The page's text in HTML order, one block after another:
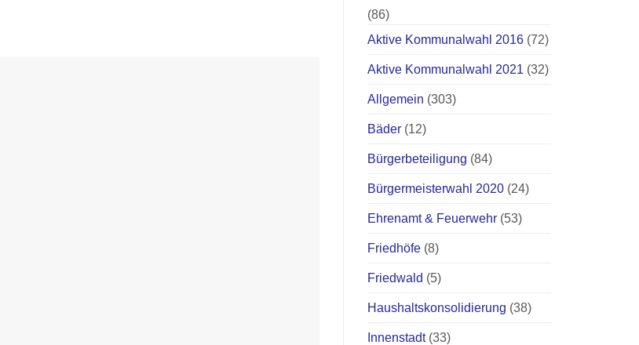
(86)
Aktive Kommunalwahl 2016 (72)
Aktive Kommunalwahl 2021 (32)
Allgemein (303)
Bäder (12)
Bürgerbeteiligung (84)
Bürgermeisterwahl 2020 (24)
Ehrenamt & Feuerwehr (53)
Friedhöfe (8)
Friedwald (5)
Haushaltskonsolidierung (38)
Innenstadt(33)